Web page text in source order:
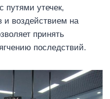
путями утечек,
и воздействием на
принять
последствий.